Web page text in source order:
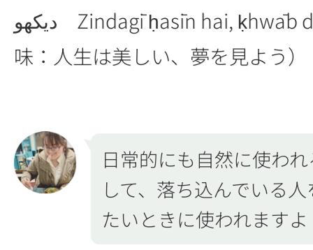
دیکھو Zindagī ḥasīn hai, ḳhwāb dekho （意
味：人生は美しい、夢を見よう）
日常的にも自然に使わ
して、落ち込んでいる
たいときに使われますよ